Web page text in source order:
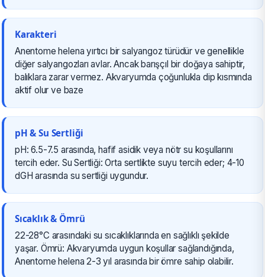
Karakteri
Anentome helena yırtıcı bir salyangoz türüdür ve genellikle
diğer salyangozları avlar. Ancak barışçıl bir doğaya sahiptir,
balıklara zarar vermez. Akvaryumda çoğunlukla dip kısmında
aktif olur ve baze
pH & Su Sertliği
pH: 6.5-7.5 arasında, hafif asidik veya nötr su koşullarını
tercih eder. Su Sertliği: Orta sertlikte suyu tercih eder; 4-10
dGH arasında su sertliği uygundur.
Sıcaklık & Ömrü
22-28°C arasındaki su sıcaklıklarında en sağlıklı şekilde
yaşar. Ömrü: Akvaryumda uygun koşullar sağlandığında,
Anentome helena 2-3 yıl arasında bir ömre sahip olabilir.